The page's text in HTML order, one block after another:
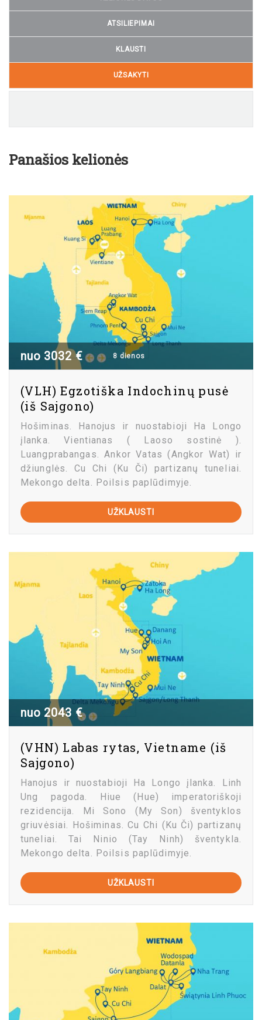
ATSILIEPIMAI
KLAUSTI
UŽSAKYTI
Panašios kelionės
nuo 3032 € 8 dienos
(VLH) Egzotiška Indochinų pusė
(iš Sajgono)
Hošiminas. Hanojus ir nuostabioji Ha Longo
įlanka. Vientianas ( Laoso sostinė ).
Luangprabangas. Ankor Vatas (Angkor Wat) ir
džiunglės. Cu Chi (Ku Či) partizanų tuneliai.
Mekongo delta. Poilsis paplūdimyje.
UŽKLAUSTI
nuo 2043 €
(VHN) Labas rytas, Vietname (iš
Sajgono)
Hanojus ir nuostabioji Ha Longo įlanka. Linh
Ung pagoda. Hiue (Hue) imperatoriškoji
rezidencija. Mi Sono (My Son) šventyklos
griuvėsiai. Hošiminas. Cu Chi (Ku Či) partizanų
tuneliai. Tai Ninio (Tay Ninh) šventykla.
Mekongo delta. Poilsis paplūdimyje.
UŽKLAUSTI